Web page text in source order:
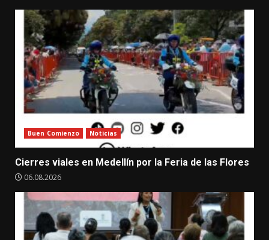
Buen Comienzo Noticias
Cierres viales en Medellín por la Feria de las Flores
06.08.2026